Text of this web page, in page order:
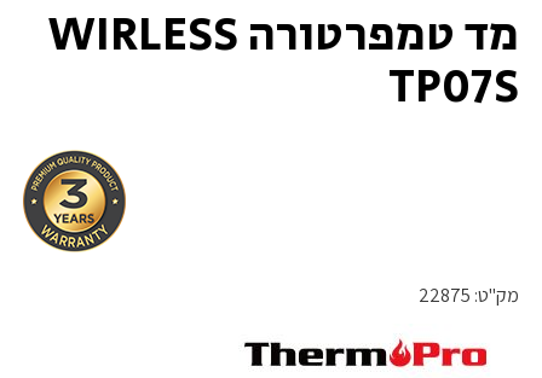
מד טמפרטורה WIRLESS
TP07S
מק"ט: 22875